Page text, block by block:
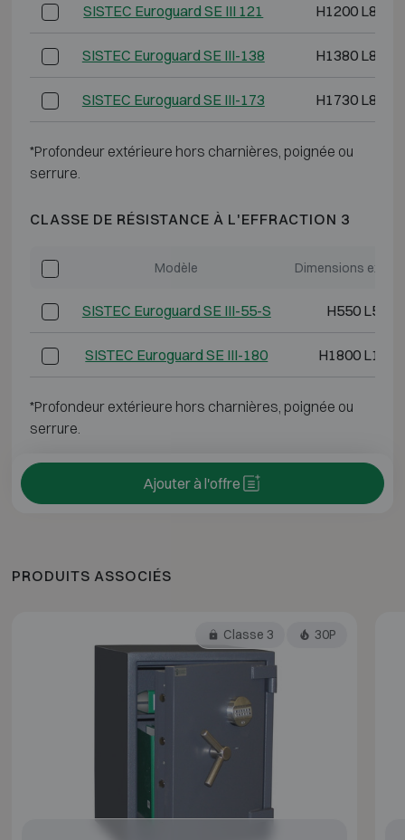
SISTEC Euroguard SE III 121 H1200 L825
SISTEC Euroguard SE III-138 H1380 L825
SISTEC Euroguard SE III-173 H1730 L825
*Profondeur extérieure hors charnières, poignée ou
serrure.
CLASSE DE RÉSISTANCE À L'EFFRACTION 3
Modèle Dimensions
SISTEC Euroguard SE III-55-S H550 L550
SISTEC Euroguard SE III-180 H1800
*Profondeur extérieure hors charnières, poignée ou
serrure.
Ajouter à l'offre
PRODUITS ASSOCIÉS
Classe 3 30P